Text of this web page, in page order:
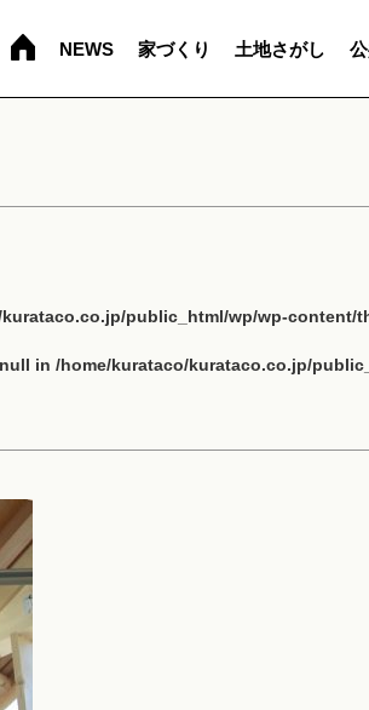
NEWS 家づくり 土地さがし
public_html/wp/wp-content/
in /home/kurataco/kurataco.co.jp/